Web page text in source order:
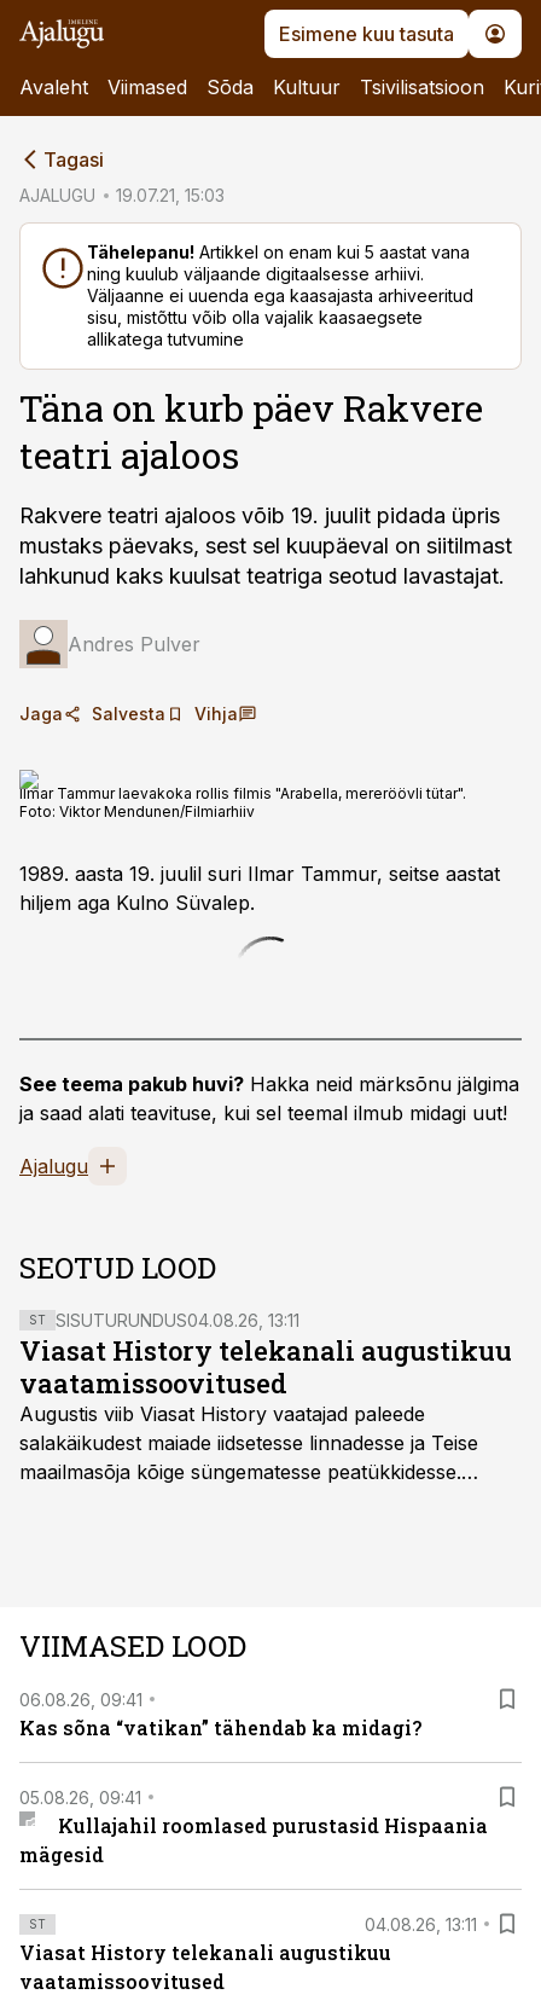
Esimene kuu tasuta
Avaleht Viimased Sõda Kultuur Tsivilisatsioon
Tagasi
AJALUGU 19.07.21, 15:03
Tähelepanu! Artikkel on enam kui 5 aastat vana
ning kuulub väljaande digitaalsesse arhiivi.
Väljaanne ei uuenda ega kaasajasta arhiveeritud
sisu, mistõttu võib olla vajalik kaasaegsete
allikatega tutvumine
Täna on kurb päev Rakvere
teatri ajaloos
Rakvere teatri ajaloos võib 19. juulit pidada üpris
mustaks päevaks, sest sel kuupäeval on siitilmast
lahkunud kaks kuulsat teatriga seotud lavastajat.
Andres Pulver
Jaga Salvesta Vihja
Ilmar Tammur laevakoka rollis filmis "Arabella, mereröövli tütar".
Foto: Viktor Mendunen/Filmiarhiiv
1989. aasta 19. juulil suri Ilmar Tammur, seitse aastat
hiljem aga Kulno Süvalep.
See teema pakub huvi? Hakka neid märksõnu jälgima
ja saad alati teavituse, kui sel teemal ilmub midagi uut!
Ajalugu
SEOTUD LOOD
ST SISUTURUNDUS04.08.26, 13:11
Viasat History telekanali augustikuu
vaatamissoovitused
Augustis viib Viasat History vaatajad paleede
salakäikudest maiade iidsetesse linnadesse ja Teise
maailmasõja kõige süngematesse peatükkidesse.
viasathistory.eu/ee
VIIMASED LOOD
06.08.26, 09:41
Kas sõna “vatikan” tähendab ka midagi?
05.08.26, 09:41
Kullajahil roomlased purustasid Hispaania
mägesid
ST 04.08.26, 13:11
Viasat History telekanali augustikuu
vaatamissoovitused